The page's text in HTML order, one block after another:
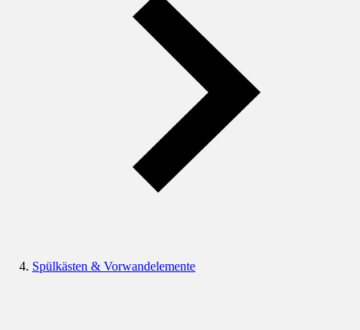
Spülkästen & Vorwandelemente